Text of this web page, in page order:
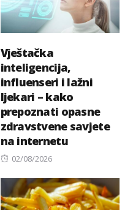
Vještačka
inteligencija,
influenseri i lažni
ljekari – kako
prepoznati opasne
zdravstvene savjete
na internetu
Posted
02/08/2026